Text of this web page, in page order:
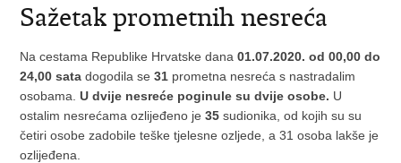
Sažetak prometnih nesreća
Na cestama Republike Hrvatske dana01.07.2020. od 00,00 do
24,00 sata dogodila se31 prometna nesreća s nastradalim
osobama.U dvije nesreće poginule su dvije osobe. U
ostalim nesrećama ozlijeđeno je35sudionika, od kojih su su
četiri osobe zadobile teške tjelesne ozljede, a 31 osoba lakše je
ozlijeđena.